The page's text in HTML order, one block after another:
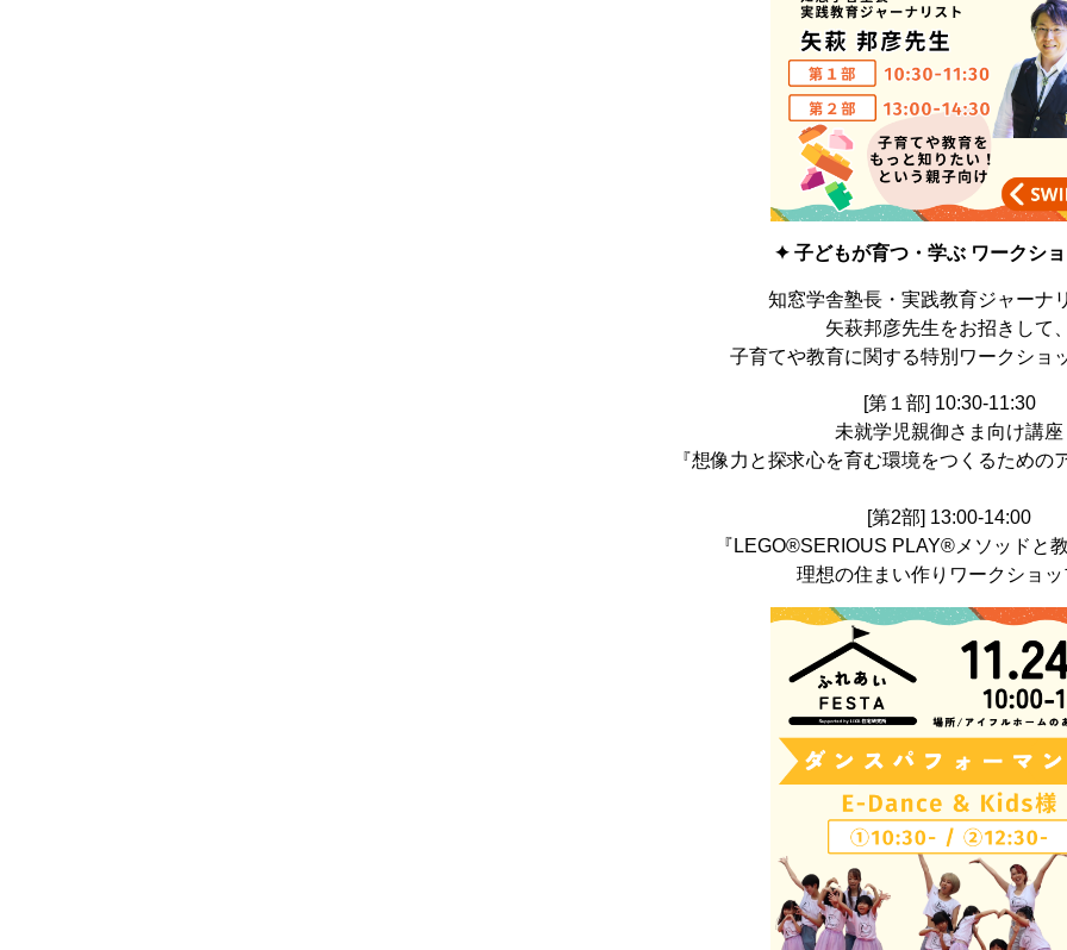
✦ 子どもが育つ・学ぶ ワークシ
知窓学舎塾長・実践教育ジャーナ
矢萩邦彦先生をお招きして
子育てや教育に関する特別ワークショ
[第１部] 10:30-11:30
未就学児親御さま向け講座
『想像力と探求心を育む環境をつくるための
[第2部] 13:00-14:00
『LEGO®SERIOUS PLAY®メソッドと
理想の住まい作りワークショ